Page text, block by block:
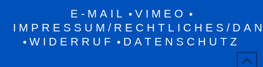
E-MAIL • VIMEO •
IMPRESSUM/RECHTLICHES/
• WIDERRUF • DATENSCHUTZ